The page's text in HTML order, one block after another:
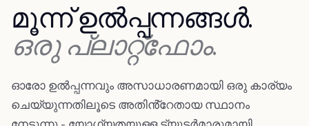
മൂന്ന് ഉൽപ്പന്നങ്ങൾ.
ഒരു പ്ലാറ്റ്ഫോം.
ഓരോ ഉൽപ്പന്നവും അസാധാരണമായി ഒരു കാര്യം
ചെയ്യുന്നതിലൂടെ അതിൻ്റേതായ സ്ഥാനം